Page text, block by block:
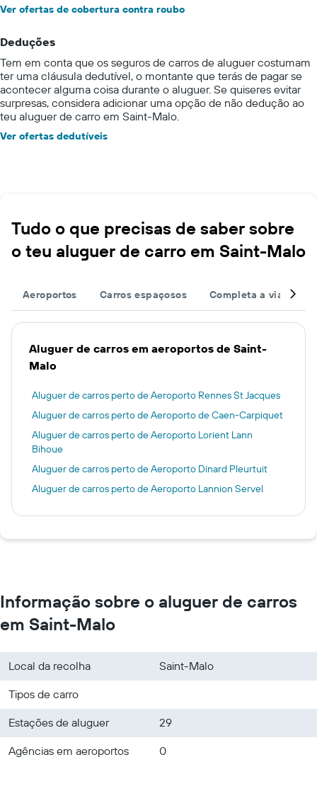
Ver ofertas de cobertura contra roubo
Deduções
Tem em conta que os seguros de carros de aluguer costumam
ter uma cláusula dedutível, o montante que terás de pagar se
acontecer alguma coisa durante o aluguer. Se quiseres evitar
surpresas, considera adicionar uma opção de não dedução ao
teu aluguer de carro em Saint-Malo.
Ver ofertas dedutíveis
Tudo o que precisas de saber sobre
o teu aluguer de carro em Saint-Malo
Aeroportos Carros espaçosos Completa a viagem
Aluguer de carros em aeroportos de Saint-
Malo
Aluguer de carros perto de Aeroporto Rennes St Jacques
Aluguer de carros perto de Aeroporto de Caen-Carpiquet
Aluguer de carros perto de Aeroporto Lorient Lann
Bihoue
Aluguer de carros perto de Aeroporto Dinard Pleurtuit
Aluguer de carros perto de Aeroporto Lannion Servel
Informação sobre o aluguer de carros
em Saint-Malo
Local da recolha
Saint-Malo
Tipos de carro
Estações de aluguer
29
Agências em aeroportos
0